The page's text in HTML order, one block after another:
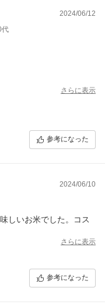
2024/06/12
代
さらに表示
参考になった
2024/06/10
しいお米でした。コス
さらに表示
参考になった